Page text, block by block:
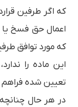
که اگر طرفین
اعمال حق فسخ یا
که مورد توافق
این ماده را
تعیین­ شده فراهم
در هر حال چنانچه